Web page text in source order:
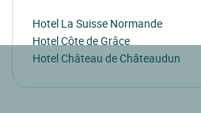
Hotel La Suisse Normande
Hotel Côte de Grâce
Hotel Château de Châteaudun